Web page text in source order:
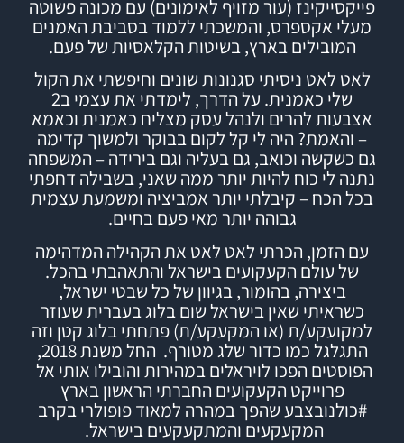
פייקסייקינז (עור מזויף לאימונים) עם מכונה פשוטה
מעלי אקספרס, והמשכתי ללמודבסביבת האמנים
המובילים בארץ,בשיטות הקלאסיות של פעם.
לאט לאט ניסיתי סגנונות שונים וחיפשתי את הקול
שלי כאמנית. על הדרך, לימדתי את עצמי ב2
אצבעות להרים ולנהל עסק מצליח כאמנית וכאמא
– והאמת? היה לי קל לקום בבוקר ולמשוך קדימה
גם כשקשה וכואב, גם בעליה וגם בירידה – המשפחה
נתנה לי כוח להיות יותר ממה שאני, בשבילה דחפתי
בכל הכח – קיבלתי יותר אמביציה ומשמעת עצמית
גבוהה יותר מאי פעם בחיים.
עם הזמן, הכרתי לאט לאט את הקהילה המדהימה
של עולם הקעקועים בישראל והתאהבתי בהכל.
ביצירה, בהומור, בגיוון של כל שבטי ישראל,
כשראיתי שאין בישראל שום בלוג בעברית שעוזר
למקועקע/ת (או המקעקע/ת) פתחתיבלוגקטן וזה
התגלגל כמו כדור שלג מטורף.
החל משנת 2018,
הפוסטים הפכו לויראלים במהירות והובילו אותי אל
פרוייקט הקעקועים החברתי הראשון בארץ
#כולנובצבעשהפך במהרה למאוד פופולרי בקרב
המקעקעים והמתקעקעים בישראל.